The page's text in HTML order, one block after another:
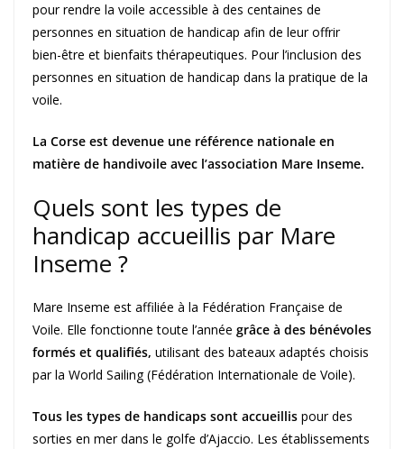
pour rendre la voile accessible à des centaines de
personnes en situation de handicap afin de leur offrir
bien-être et bienfaits thérapeutiques. Pour l’inclusion des
personnes en situation de handicap dans la pratique de la
voile.
La Corse est devenue une référence nationale en
matière de handivoile avec l’association Mare Inseme.
Quels sont les types de
handicap accueillis par Mare
Inseme ?
Mare Inseme est affiliée à la Fédération Française de
Voile. Elle fonctionne toute l’année grâce à des bénévoles
formés et qualifiés, utilisant des bateaux adaptés choisis
par la World Sailing (Fédération Internationale de Voile).
Tous les types de handicaps sont accueillis pour des
sorties en mer dans le golfe d’Ajaccio. Les établissements